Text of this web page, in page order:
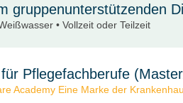
gruppenunterstützenden
• Vollzeit oder Teilzeit
Pflegefachberufe
Academy Eine Marke der